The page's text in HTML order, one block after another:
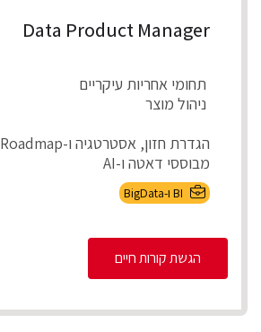
Data Product Manager
תחומי אחריות עיקריים
ניהול מוצר
מבוססי דאטה ו-AI
אפיון צרכים עסקיים ותרגומם
BI ו-BigData
הגשת קורות חיים